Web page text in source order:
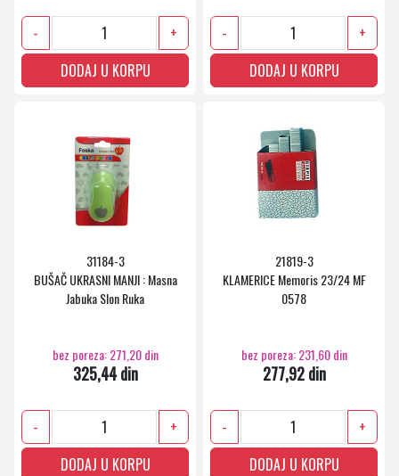
-
+
DODAJ U KORPU
-
+
DODAJ U KORPU
31184-3
BUŠAČ UKRASNI MANJI : Masna
Jabuka Slon Ruka
bez poreza: 271,20 din
325,44 din
-
+
DODAJ U KORPU
21819-3
KLAMERICE Memoris 23/24 MF
0578
bez poreza: 231,60 din
277,92 din
-
+
DODAJ U KORPU